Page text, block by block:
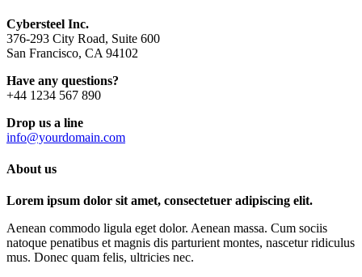
Cybersteel Inc.
376-293 City Road, Suite 600
San Francisco, CA 94102
Have any questions?
+44 1234 567 890
Drop us a line
info@yourdomain.com
About us
Lorem ipsum dolor sit amet, consectetuer adipiscing elit.
Aenean commodo ligula eget dolor. Aenean massa. Cum sociis
natoque penatibus et magnis dis parturient montes, nascetur ridiculus
mus. Donec quam felis, ultricies nec.